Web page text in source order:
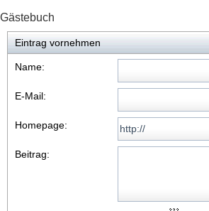
Gästebuch
Eintrag vornehmen
Name:
E-Mail:
Homepage:
Beitrag: